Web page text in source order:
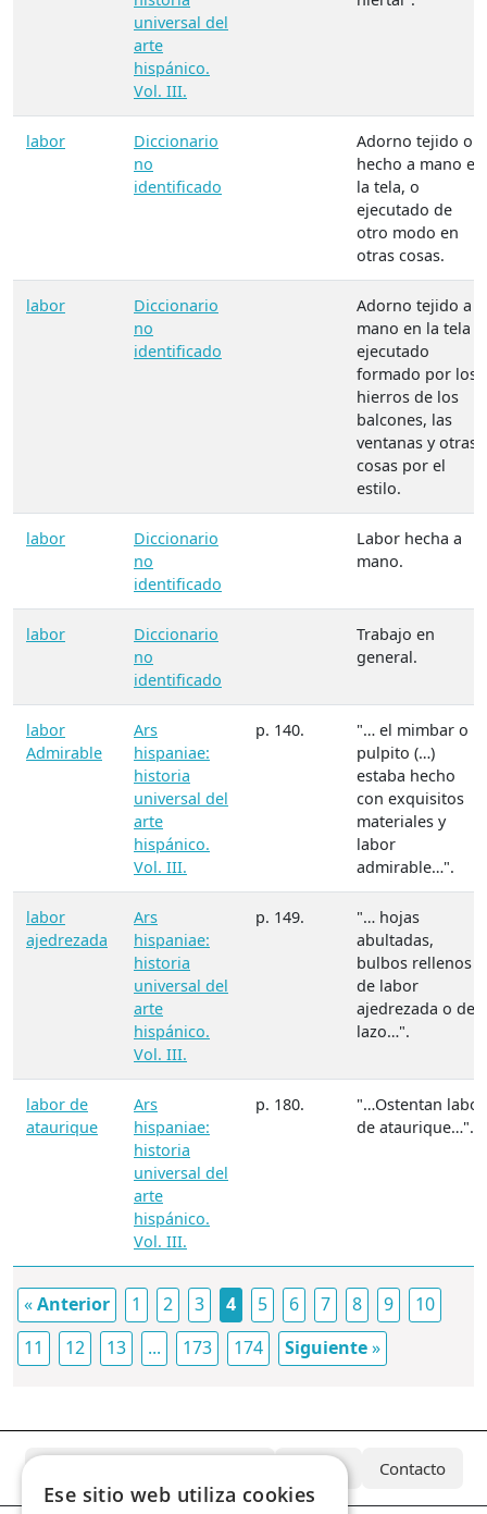
universal del
arte
hispánico.
Vol. III.
labor
Diccionario
no
identificado
Adorno tejido o
hecho a mano en
la tela, o
ejecutado de
otro modo en
otras cosas.
labor
Diccionario
no
identificado
Adorno tejido a
mano en la tela o
ejecutado
formado por los
hierros de los
balcones, las
ventanas y otras
cosas por el
estilo.
labor
Diccionario
no
identificado
Labor hecha a
mano.
labor
Diccionario
no
identificado
Trabajo en
general.
labor
Admirable
Ars
hispaniae:
historia
universal del
arte
hispánico.
Vol. III.
p. 140.
"… el mimbar o
pulpito (…)
estaba hecho
con exquisitos
materiales y
labor
admirable…".
labor
ajedrezada
Ars
hispaniae:
historia
universal del
arte
hispánico.
Vol. III.
p. 149.
"… hojas
abultadas,
bulbos rellenos
de labor
ajedrezada o de
lazo…".
labor de
ataurique
Ars
hispaniae:
historia
universal del
arte
hispánico.
Vol. III.
p. 180.
"…Ostentan labor
de ataurique…".
«Anterior 1 2 3 4 5 6 7 8 9
10
11
12 13 ... 173 174 Siguiente»
Equipo Contacto
Ese sitio web utiliza cookies